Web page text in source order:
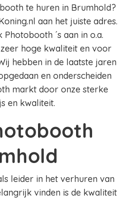
te huren in Brumhold?
aan het juiste adres.
´s aan in o.a.
hoge kwaliteit en voor
hebben in de laatste jaren
en onderscheiden
markt door onze sterke
en kwaliteit.
leider in het verhuren van
vinden is de kwaliteit